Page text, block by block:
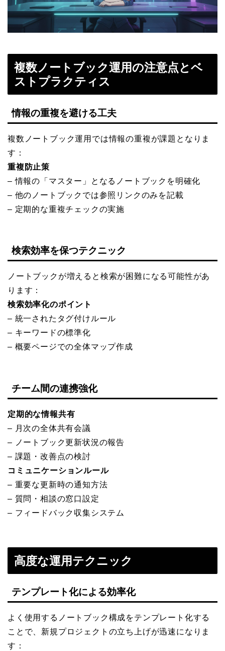
複数ノートブック運用の注意点とベ
ストプラクティス
情報の重複を避ける工夫
複数ノートブック運用では情報の重複が課題となりま
す：
重複防止策
– 情報の「マスター」となるノートブックを明確化
– 他のノートブックでは参照リンクのみを記載
– 定期的な重複チェックの実施
検索効率を保つテクニック
ノートブックが増えると検索が困難になる可能性があ
ります：
検索効率化のポイント
– 統一されたタグ付けルール
– キーワードの標準化
– 概要ページでの全体マップ作成
チーム間の連携強化
定期的な情報共有
– 月次の全体共有会議
– ノートブック更新状況の報告
– 課題・改善点の検討
コミュニケーションルール
– 重要な更新時の通知方法
– 質問・相談の窓口設定
– フィードバック収集システム
高度な運用テクニック
テンプレート化による効率化
よく使用するノートブック構成をテンプレート化する
ことで、新規プロジェクトの立ち上げが迅速になりま
す：